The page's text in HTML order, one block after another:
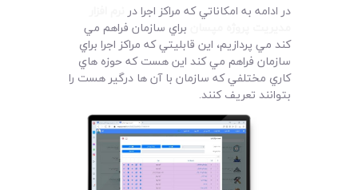
در ادامه به امکاناتي که مراکز اجرا در
براي سازمان فراهم مي
کند مي پردازيم، اين قابليتي که مراکز اجرا براي
سازمان فراهم مي کند اين هست که حوزه هاي
کاري مختلفي که سازمان با آن ها درگير هست را
بتوانند تعريف کنند.